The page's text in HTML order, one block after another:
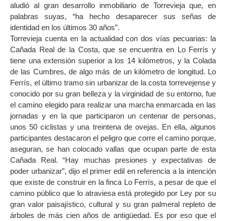
aludió al gran desarrollo inmobiliario de Torrevieja que, en
palabras suyas, “ha hecho desaparecer sus señas de
identidad en los últimos 30 años”.
Torrevieja cuenta en la actualidad con dos vías pecuarias: la
Cañada Real de la Costa, que se encuentra en Lo Ferrís y
tiene una extensión superior a los 14 kilómetros, y la Colada
de las Cumbres, de algo más de un kilómetro de longitud. Lo
Ferrís, el último tramo sin urbanizar de la costa torrevejense y
conocido por su gran belleza y la virginidad de su entorno, fue
el camino elegido para realizar una marcha enmarcada en las
jornadas y en la que participaron un centenar de personas,
unos 50 ciclistas y una treintena de ovejas. En ella, algunos
participantes destacaron el peligro que corre el camino porque,
aseguran, se han colocado vallas que ocupan parte de esta
Cañada Real. “Hay muchas presiones y expectativas de
poder urbanizar”, dijo el primer edil en referencia a la intención
que existe de construir en la finca Lo Ferrís, a pesar de que el
camino público que lo atraviesa está protegido por Ley por su
gran valor paisajístico, cultural y su gran palmeral repleto de
árboles de más cien años de antigüedad. Es por eso que el